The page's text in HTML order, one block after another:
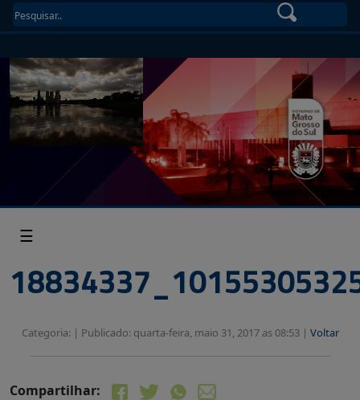
☰
Categoria: | Publicado: quarta-feira, maio 31, 2017 as 08:53 | Voltar
Compartilhar: